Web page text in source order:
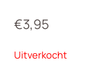
€3,95
Uitverkocht